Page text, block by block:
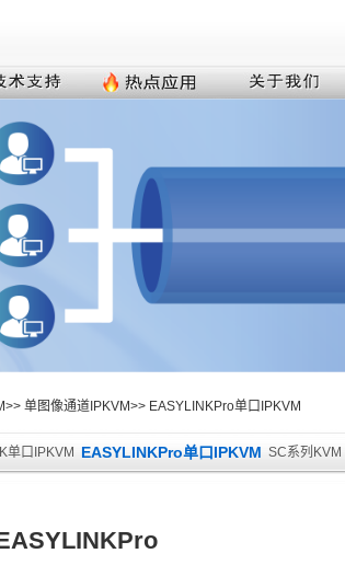
>> 单图像通道IPKVM>> EASYLINKPro单口IPKVM
单口IPKVM EASYLINKPro单口IPKVM SC系列KVM